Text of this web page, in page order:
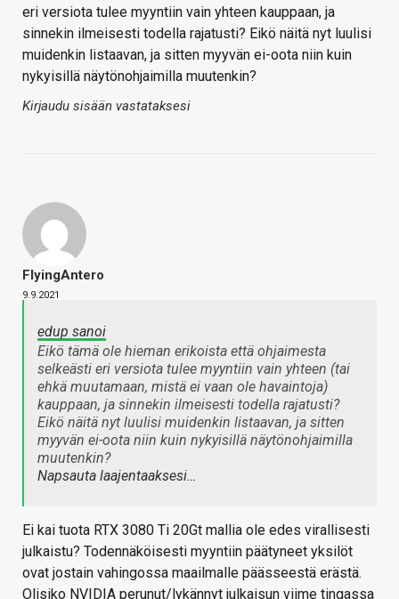
eri versiota tulee myyntiin vain yhteen kauppaan, ja
sinnekin ilmeisesti todella rajatusti? Eikö näitä nyt luulisi
muidenkin listaavan, ja sitten myyvän ei-oota niin kuin
nykyisillä näytönohjaimilla muutenkin?
Kirjaudu sisään vastataksesi
FlyingAntero
9.9.2021
edup sanoi
Eikö tämä ole hieman erikoista että ohjaimesta
selkeästi eri versiota tulee myyntiin vain yhteen (tai
ehkä muutamaan, mistä ei vaan ole havaintoja)
kauppaan, ja sinnekin ilmeisesti todella rajatusti?
Eikö näitä nyt luulisi muidenkin listaavan, ja sitten
myyvän ei-oota niin kuin nykyisillä näytönohjaimilla
muutenkin?
Napsauta laajentaaksesi…
Ei kai tuota RTX 3080 Ti 20Gt mallia ole edes virallisesti
julkaistu? Todennäköisesti myyntiin päätyneet yksilöt
ovat jostain vahingossa maailmalle päässeestä erästä.
Olisiko NVIDIA perunut/lykännyt julkaisun viime tingassa